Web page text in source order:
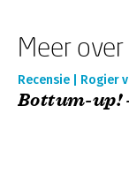
Meer
Recensie | Rogier
Bottum-up!